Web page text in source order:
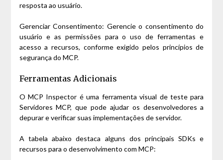
resposta ao usuário.
Gerenciar Consentimento: Gerencie o consentimento do
usuário e as permissões para o uso de ferramentas e
acesso a recursos, conforme exigido pelos princípios de
segurança do MCP.
Ferramentas Adicionais
O MCP Inspector é uma ferramenta visual de teste para
Servidores MCP, que pode ajudar os desenvolvedores a
depurar e verificar suas implementações de servidor.
A tabela abaixo destaca alguns dos principais SDKs e
recursos para o desenvolvimento com MCP: